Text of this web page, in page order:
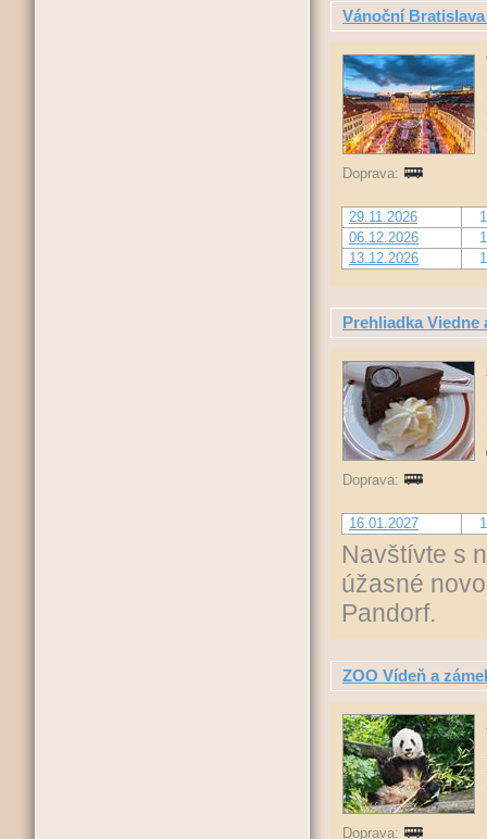
Vánoční
Doprava:
29.11.2026
06.12.2026
13.12.2026
Prehliadka Viedne
Doprava:
16.01.2027
Navštívte s
úžasné
Pandorf.
ZOO Vídeň a
Doprava: